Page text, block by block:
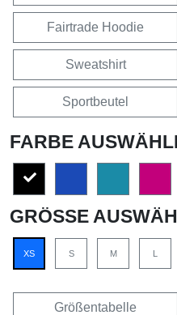
Fairtrade Hoodie
Sweatshirt
Sportbeutel
FARBE
GRÖSSE
XS S M L
Größentabelle